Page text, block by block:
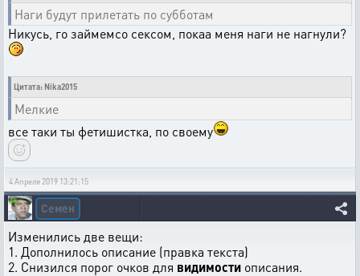
Наги будут прилетать по субботам
Никусь, го займемсо сексом, покаа меня наги не нагнули?
Цитата: Nika2015
Мелкие
все таки ты фетишистка, по своему
4 Апреля 2019 13:21:15
Семен
Изменились две вещи:
1. Дополнилось описание (правка текста)
2. Снизился порог очков для видимости описания.